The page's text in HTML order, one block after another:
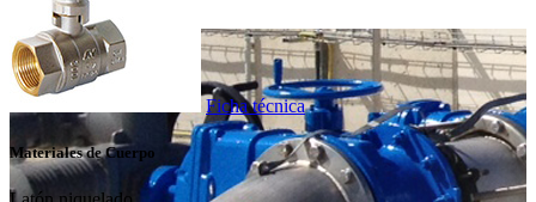
Ficha técnica
Materiales de Cuerpo